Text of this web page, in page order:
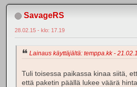
SavageRS
28.02.15 - klo: 17.19
Lainaus käyttäjältä: temppa.kk -
Tuli toisessa paikassa kinaa siitä,
että paketin päällä lukee väärä